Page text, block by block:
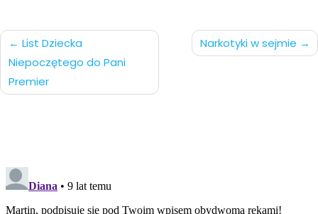
Nawigacja
po
wpisach
List Dziecka
Niepoczętego do Pani
Premier
Narkotyki w sejmie